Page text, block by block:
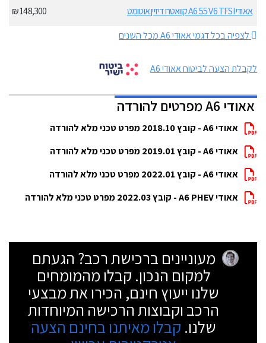
אאודי A6 55 V6 TFSI קוואטרו דיזיין אוטומט
148,300 ₪
לצפיה בכל דגמי אאודי A6 מכל השנים
לקבלת הצעה לביטוח אאודי A6
אאודי A6 מפרטים להורדה
אאודי A6 - קובץ 2018.10 מפרט טכני מלא להורדה
אאודי A6 - קובץ 2019.01 מפרט טכני מלא להורדה
אאודי A6 - קובץ 2022.01 מפרט טכני מלא להורדה
אאודי A6 PHEV - קובץ 2022.03 מפרט טכני מלא להורדה
מעוניינים ברכישת רכב? הגעתם
למקום הנכון. קבלו מהמומחים
שלנו ייעוץ חינם, הכירו את מבצעי
הרכב וקבוצות הרכישה המיוחדות
שלנו. קבלו מאיתנו בחינם הצעה